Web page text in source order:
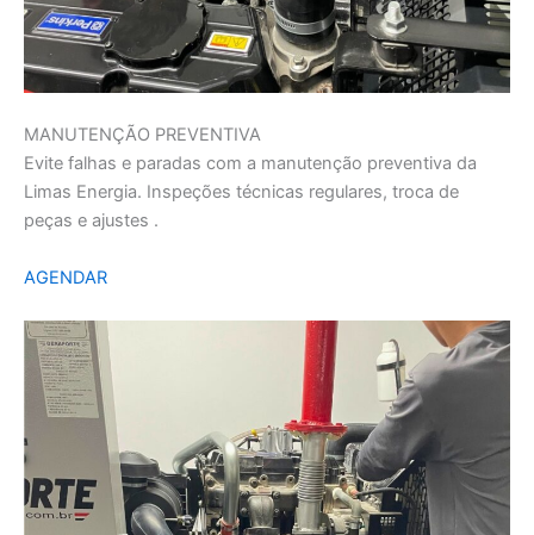
MANUTENÇÃO PREVENTIVA
Evite falhas e paradas com a manutenção preventiva da
Limas Energia. Inspeções técnicas regulares, troca de
peças e ajustes .
AGENDAR